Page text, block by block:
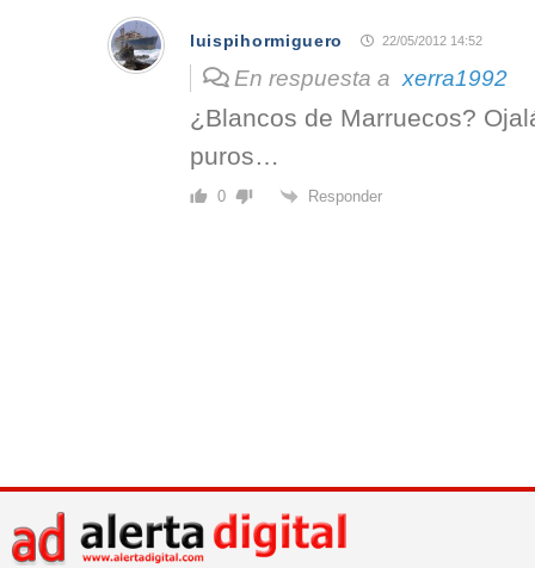
luispihormiguero 22/05/2012 14:52
En respuesta a xerra1992
¿Blancos de Marruecos?
puros…
0 Responder